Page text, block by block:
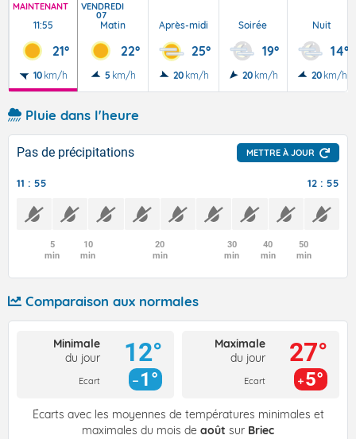
MAINTENANT
11:55
21°
10 km/h
VENDREDI
07
Matin
22°
5 km/h
Après-midi
25°
20 km/h
Soirée
19°
20 km/h
Nuit
14°
20 km/h
Pluie dans l'heure
Pas de précipitations METTRE À JOUR
11 : 55 12 : 55
5
min
10
min
20
min
30
min
40
min
50
min
Comparaison aux normales
Minimale
du jour
Ecart
12°
1°
Maximale
du jour
Ecart
27°
5°
Écarts avec les moyennes de températures minimales et
maximales du mois de août sur Briec